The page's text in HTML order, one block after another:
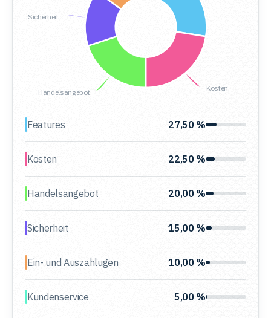
Kosten
Handelsangebot
Sicherheit
Features 27,50 %
Kosten 22,50 %
Handelsangebot 20,00 %
Sicherheit 15,00 %
Ein- und Auszahlugen 10,00 %
Kundenservice 5,00 %